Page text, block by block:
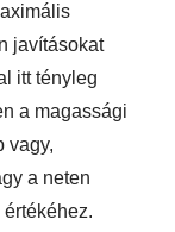
javításokat
itt tényleg
a magassági
vagy,
a neten